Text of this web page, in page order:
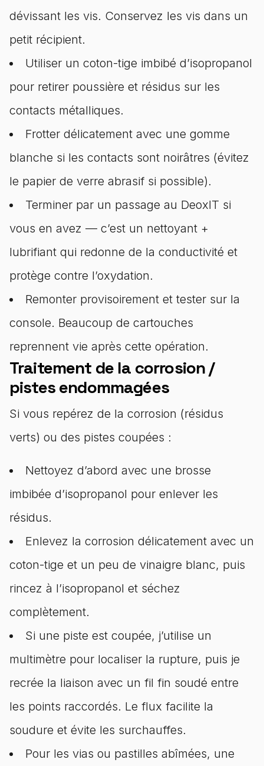
dévissant les vis. Conservez les vis dans un
petit récipient.
Utiliser un coton-tige imbibé d’isopropanol
pour retirer poussière et résidus sur les
contacts métalliques.
Frotter délicatement avec une gomme
blanche si les contacts sont noirâtres (évitez
le papier de verre abrasif si possible).
Terminer par un passage au DeoxIT si
vous en avez — c’est un nettoyant +
lubrifiant qui redonne de la conductivité et
protège contre l’oxydation.
Remonter provisoirement et tester sur la
console. Beaucoup de cartouches
reprennent vie après cette opération.
Traitement de la corrosion /
pistes endommagées
Si vous repérez de la corrosion (résidus
verts) ou des pistes coupées :
Nettoyez d’abord avec une brosse
imbibée d’isopropanol pour enlever les
résidus.
Enlevez la corrosion délicatement avec un
coton-tige et un peu de vinaigre blanc, puis
rincez à l’isopropanol et séchez
complètement.
Si une piste est coupée, j’utilise un
multimètre pour localiser la rupture, puis je
recrée la liaison avec un fil fin soudé entre
les points raccordés. Le flux facilite la
soudure et évite les surchauffes.
Pour les vias ou pastilles abîmées, une